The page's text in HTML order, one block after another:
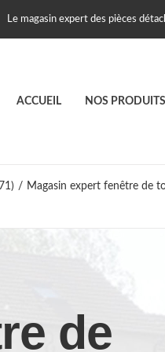
Le magasin expert des pièces
ACCUEIL NOS
/ Magasin expert fenêtre de
de